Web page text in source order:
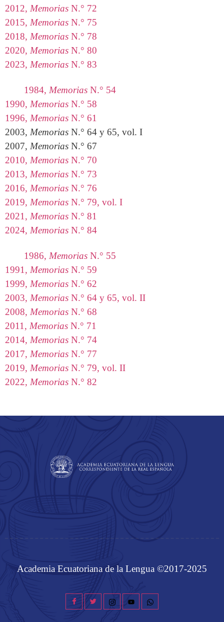
2012, Memorias N.° 72
2015, Memorias N.° 75
2018, Memorias N.° 78
2020, Memorias N.° 80
2023, Memorias N.° 83
1984, Memorias N.° 54
1990, Memorias N.° 58
1996, Memorias N.° 61
2003, Memorias N.° 64 y 65, vol. I
2007, Memorias N.° 67
2010, Memorias N.° 70
2013, Memorias N.° 73
2016, Memorias N.° 76
2019, Memorias N.° 79, vol. I
2021, Memorias N.° 81
2024, Memorias N.° 84
1986, Memorias N.° 55
1991, Memorias N.° 59
1999, Memorias N.° 62
2003, Memorias N.° 64 y 65, vol. II
2008, Memorias N.° 68
2011, Memorias N.° 71
2014, Memorias N.° 74
2017, Memorias N.° 77
2019, Memorias N.° 79, vol. II
2022, Memorias N.° 82
Academia Ecuatoriana de la Lengua ©2017-2025